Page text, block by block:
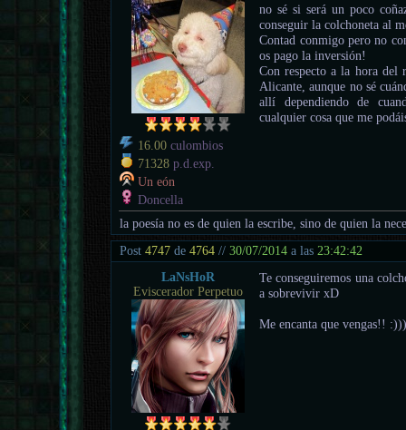
16.00 culombios
71328 p.d.exp.
Un eón
Doncella
no sé si será un poco
conseguir la colchoneta al
Contad conmigo pero no
os pago la inversión!
Con respecto a la hora del
Alicante, aunque no sé
allí dependiendo de
cualquier cosa que me
la poesía no es de quien la escribe, sino de quien la
Post4747 de4764 //30/07/2014 a las 23:42:42
LaNsHoR
Eviscerador Perpetuo
Te conseguiremos una
a sobrevivir xD
Me encanta que vengas!!